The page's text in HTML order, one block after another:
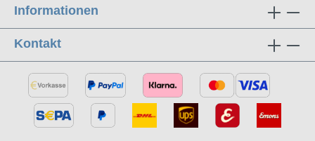
Informationen
Kontakt